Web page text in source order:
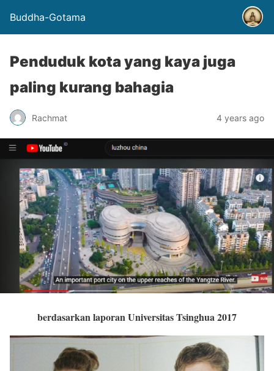
Buddha-Gotama
Penduduk kota yang kaya juga
paling kurang bahagia
Rachmat 4 years ago
berdasarkan laporan Universitas Tsinghua 2017